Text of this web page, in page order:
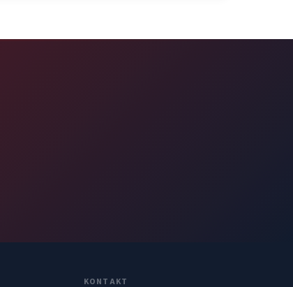
KONTAKT